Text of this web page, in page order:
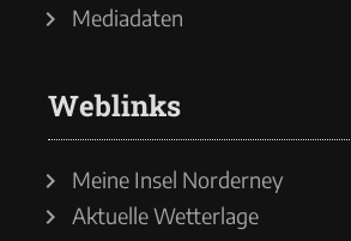
Mediadaten
Weblinks
Meine Insel Norderney
Aktuelle Wetterlage